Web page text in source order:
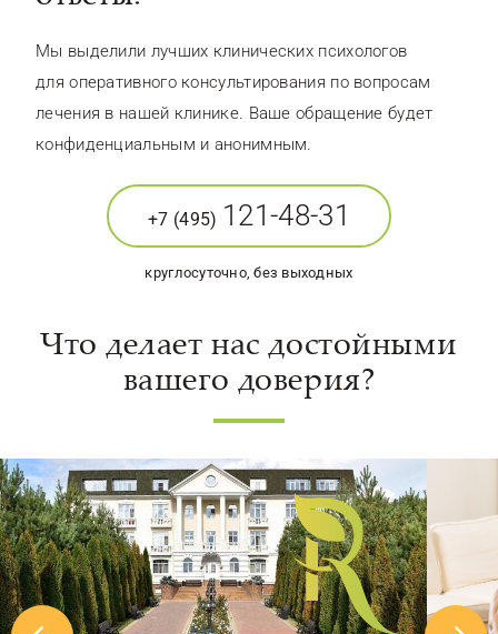
Мы выделили лучших клинических психологов
для оперативного консультирования по вопросам
лечения в нашей клинике. Ваше обращение будет
конфиденциальным и анонимным.
+7 (495) 121-48-31
круглосуточно, без выходных
Что делает нас достойными
вашего доверия?